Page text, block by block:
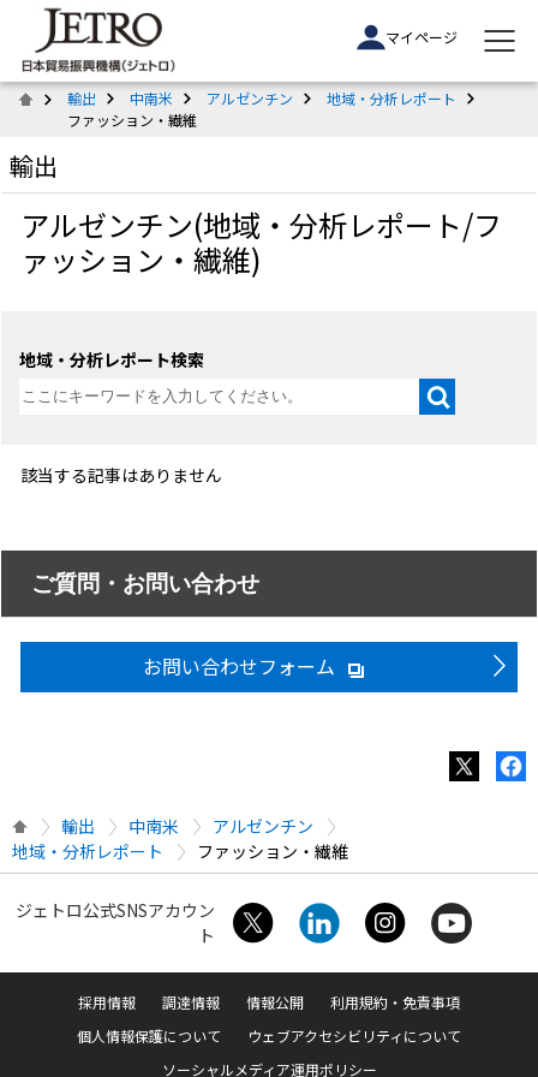
マイページ
輸出 中南米 アルゼンチン
地域・分析レポート
ファッション・繊維
輸出
アルゼンチン(地域・分析レポート/フ
ァッション・繊維)
地域・分析レポート検索
該当する記事はありません
ご質問・お問い合わせ
お問い合わせフォーム
輸出 中南米
アルゼンチン
地域・分析レポート
ファッション・繊維
ジェトロ公式SNSアカウン
ト
採用情報 調達情報 情報公開
利用規約・免責事項
個人情報保護について
ウェブアクセシビリティについて
ソーシャルメディア運用ポリシー